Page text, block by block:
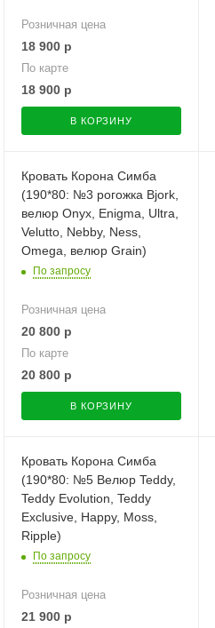
Розничная цена
18 900 р
По карте
18 900 р
В КОРЗИНУ
Кровать Корона Симба
(190*80: №3 рогожка Bjork,
велюр Onyx, Enigma, Ultra,
Velutto, Nebby, Ness,
Omega, велюр Grain)
По запросу
Розничная цена
20 800 р
По карте
20 800 р
В КОРЗИНУ
Кровать Корона Симба
(190*80: №5 Велюр Teddy,
Teddy Evolution, Teddy
Exclusive, Happy, Moss,
Ripple)
По запросу
Розничная цена
21 900 р